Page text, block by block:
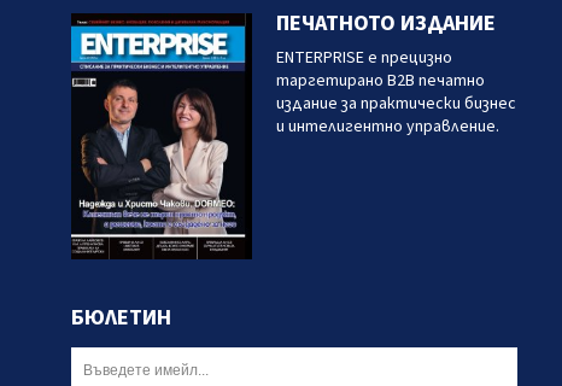
ПЕЧАТНОТО ИЗДАНИЕ
ENTERPRISE е прецизно
таргетирано B2B печатно
издание за практически бизнес
и интелигентно управление.
БЮЛЕТИН